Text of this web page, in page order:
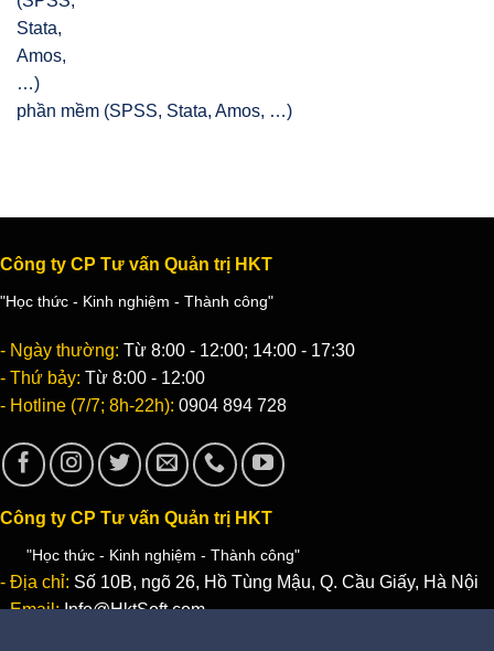
phần mềm (SPSS, Stata, Amos, …)
Công ty CP Tư vấn Quản trị HKT
"Học thức - Kinh nghiệm - Thành công"
- Ngày thường: Từ 8:00 - 12:00; 14:00 - 17:30
- Thứ bảy: Từ 8:00 - 12:00
- Hotline (7/7; 8h-22h): 0904 894 728
Công ty CP Tư vấn Quản trị HKT
"Học thức - Kinh nghiệm - Thành công"
- Địa chỉ: Số 10B, ngõ 26, Hồ Tùng Mậu, Q. Cầu Giấy, Hà Nội
- Email:Info@HktSoft.com